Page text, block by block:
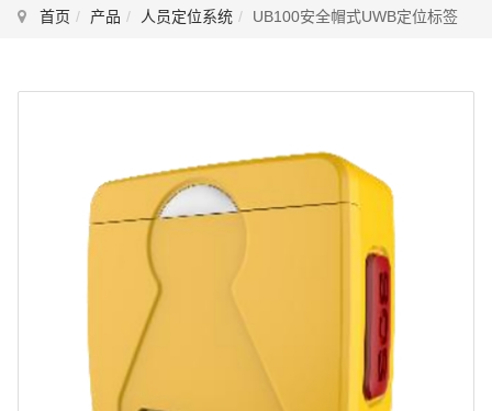
首页 产品 人员定位系统 UB100安全帽式UWB定位标签